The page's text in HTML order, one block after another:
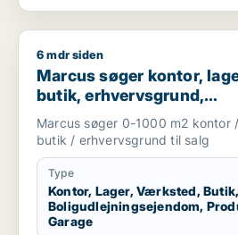
Marcus søger kontor, lager,
6 mdr siden
Marcus søger kontor,
butik, erhvervsgrund,
boligudlejningsejendom,
produktionslokaler eller
Storkøbenhavn
Marcus søger 0-1000 m2
butik / erhvervsgrund til salg
Type
Kontor, Lager, Værksted,
Boligudlejningsejendom,
Garage